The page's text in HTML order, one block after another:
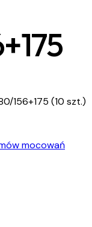
156+175 (10 szt.)